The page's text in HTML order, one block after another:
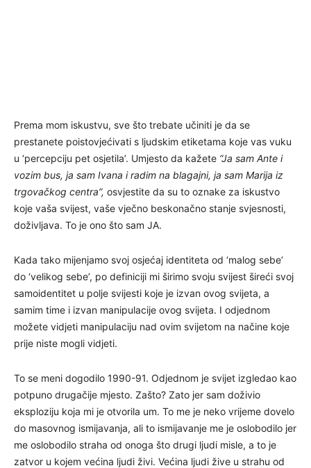
Prema mom iskustvu, sve što trebate učiniti je da se
prestanete poistovjećivati s ljudskim etiketama koje vas vuku
u ‘percepciju pet osjetila’. Umjesto da kažete “Ja sam Ante i
vozim bus, ja sam Ivana i radim na blagajni, ja sam Marija iz
trgovačkog centra”, osvjestite da su to oznake za iskustvo
koje vaša svijest, vaše vječno beskonačno stanje svjesnosti,
doživljava. To je ono što sam JA.
Kada tako mijenjamo svoj osjećaj identiteta od ‘malog sebe’
do ‘velikog sebe’, po definiciji mi širimo svoju svijest šireći svoj
samoidentitet u polje svijesti koje je izvan ovog svijeta, a
samim time i izvan manipulacije ovog svijeta. I odjednom
možete vidjeti manipulaciju nad ovim svijetom na načine koje
prije niste mogli vidjeti.
To se meni dogodilo 1990-91. Odjednom je svijet izgledao kao
potpuno drugačije mjesto. Zašto? Zato jer sam doživio
eksploziju koja mi je otvorila um. To me je neko vrijeme dovelo
do masovnog ismijavanja, ali to ismijavanje me je oslobodilo jer
me oslobodilo straha od onoga što drugi ljudi misle, a to je
zatvor u kojem većina ljudi živi. Većina ljudi žive u strahu od